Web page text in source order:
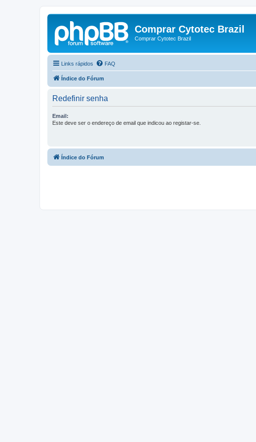
Comprar Cytotec Brazil
Comprar Cytotec Brazil
Links rápidos FAQ
Índice do Fórum
Redefinir senha
Email:
Este deve ser o endereço de email que indicou ao registar-se.
Índice do Fórum